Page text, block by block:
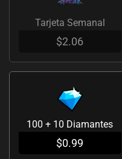
Tarjeta Semanal
$2.06
100 + 10 Diamantes
$0.99
Suscripciones
(Latinoamérica)